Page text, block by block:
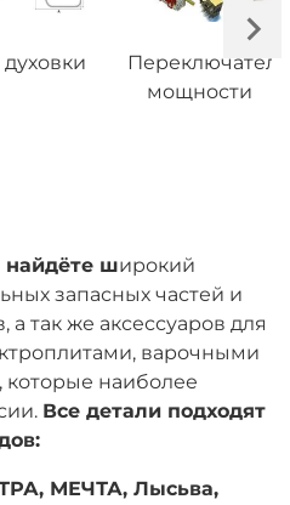
Переключатели
мощности
найдёте широкий
запасных частей и
а так же аксессуаров для
варочными
которые наиболее
Все детали подходят
МЕЧТА, Лысьва,